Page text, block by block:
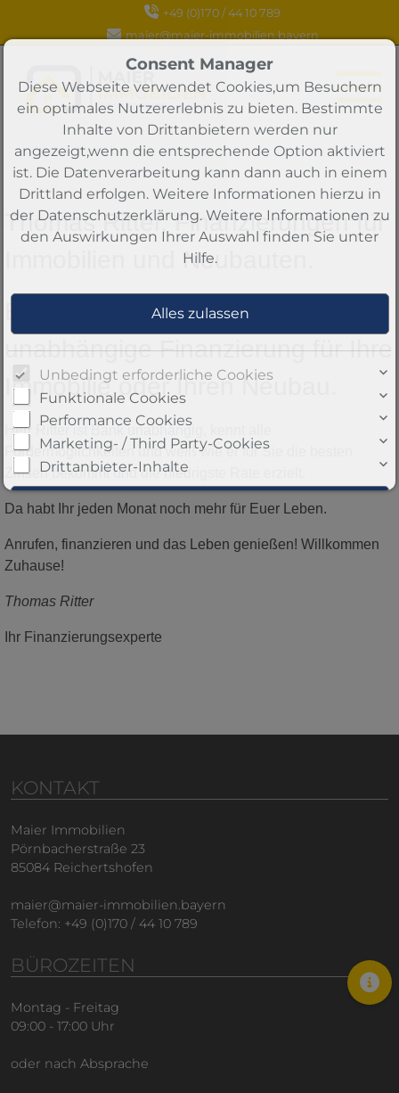
+49 (0)170 / 44 10 789
maier@maier-immobilien.bayern
Thomas Ritter, Finanzierungen für
Immobilien und Neubauten.
Ein absoluter Fachexperte für Ihre
unabhängige Finanzierung für Ihre
Immobilie oder Ihren Neubau.
Herr Ritter ist Bank unabhängig, kennt alle
Fördermöglichkeiten und weiß wie er für Sie die besten
Zinsen bekommt und die niedrigste Rate erzielt.
Da habt Ihr jeden Monat noch mehr für Euer Leben.
Anrufen, finanzieren und das Leben genießen! Willkommen
Zuhause!
Thomas Ritter
Ihr Finanzierungsexperte
KONTAKT
Maier Immobilien
Pörnbacherstraße 23
85084 Reichertshofen
maier@maier-immobilien.bayern
Telefon: +49 (0)170 / 44 10 789
BÜROZEITEN
Montag - Freitag
09:00 - 17:00 Uhr
oder nach Absprache
Consent Manager
Diese Webseite verwendet Cookies,um Besuchern
ein optimales Nutzererlebnis zu bieten. Bestimmte
Inhalte von Drittanbietern werden nur
angezeigt,wenn die entsprechende Option aktiviert
ist. Die Datenverarbeitung kann dann auch in einem
Drittland erfolgen. Weitere Informationen hierzu in
der Datenschutzerklärung. Weitere Informationen zu
den Auswirkungen Ihrer Auswahl finden Sie unter
Hilfe.
Unbedingt erforderliche Cookies
Funktionale Cookies
Performance Cookies
Marketing- / Third Party-Cookies
Drittanbieter-Inhalte
Weitere Informationen